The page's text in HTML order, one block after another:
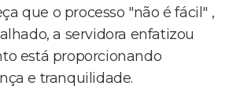
que o processo "não é fácil" ,
a servidora enfatizou
está proporcionando
e tranquilidade.